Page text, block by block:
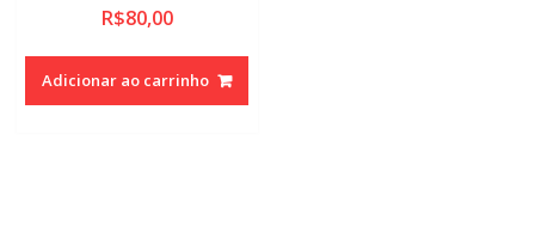
R$80,00
Adicionar ao carrinho